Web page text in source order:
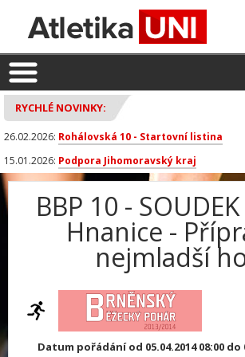
RYCHLÉ NOVINKY:
26.02.2026: Rohálovská 10 - Startovní listina
15.01.2026: Podpora Jihomoravský kraj
BBP 10 -
Hnanice -
nejmladší
Datum pořádání od 05.04.2014 08:00 do